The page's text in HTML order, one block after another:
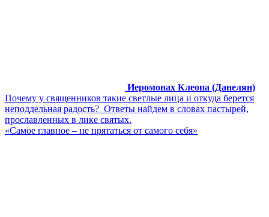
Иеромонах Клеопа (Данелян)
Почему у священников такие светлые лица и откуда берется
неподдельная радость? Ответы найдем в словах пастырей,
прославленных в лике святых.
«Самое главное – не прятаться от самого себя»